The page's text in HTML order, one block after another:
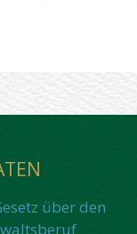
über den